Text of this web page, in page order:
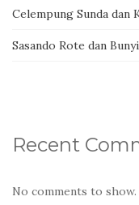
Celempung Sunda dan
Sasando Rote dan
Recent
No comments to show.